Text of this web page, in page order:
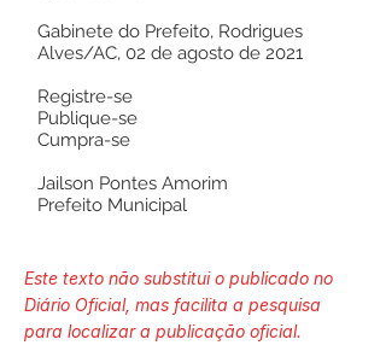
Gabinete do Prefeito, Rodrigues
Alves/AC, 02 de agosto de 2021
Registre-se
Publique-se
Cumpra-se
Jailson Pontes Amorim
Prefeito Municipal
Este texto não substitui o publicado no
Diário Oficial, mas facilita a pesquisa
para localizar a publicação oficial.